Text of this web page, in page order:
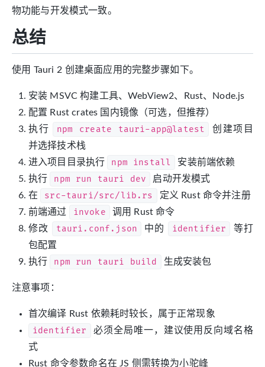
物功能与开发模式一致。
总结
使用 Tauri 2 创建桌面应用的完整步骤如下。
安装 MSVC 构建工具、WebView2、Rust、Node.js
配置 Rust crates 国内镜像（可选，但推荐）
执行
npm create tauri-app@latest
创建项目
并选择技术栈
进入项目目录执行
npm install
安装前端依赖
执行
npm run tauri dev
启动开发模式
在
src-tauri/src/lib.rs
定义 Rust 命令并注册
前端通过
invoke
调用 Rust 命令
修改
tauri.conf.json 中的 identifier
等打
包配置
执行
npm run tauri build 生成安装包
注意事项：
首次编译 Rust 依赖耗时较长，属于正常现象
identifier
必须全局唯一，建议使用反向域名格
式
Rust 命令参数命名在 JS 侧需转换为小驼峰